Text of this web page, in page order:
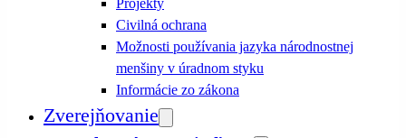
Projekty
Civilná ochrana
Možnosti používania jazyka národnostnej
menšiny v úradnom styku
Informácie zo zákona
Zverejňovanie